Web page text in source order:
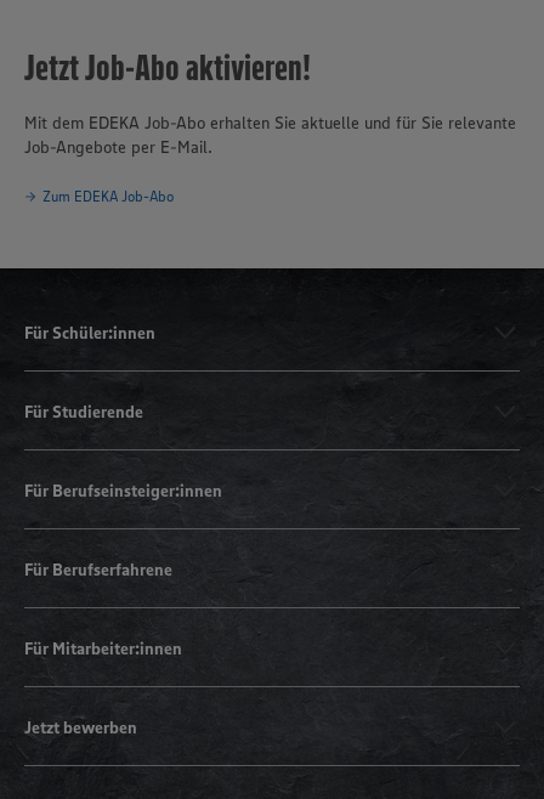
Jetzt Job-Abo aktivieren!
Mit dem EDEKA Job-Abo erhalten Sie aktuelle und für Sie relevante
Job-Angebote per E-Mail.
Zum EDEKA Job-Abo
Für Schüler:innen
Für Studierende
Für Berufseinsteiger:innen
Für Berufserfahrene
Für Mitarbeiter:innen
Jetzt bewerben